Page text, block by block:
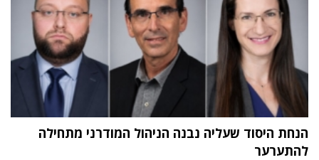
הנחת היסוד שעליה נבנה הניהול המודרני מתחילה
להתערער